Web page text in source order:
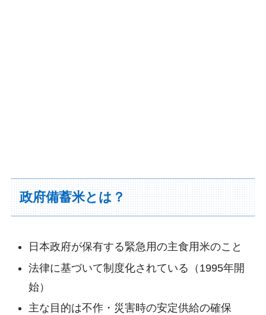
政府備蓄米とは？
日本政府が保有する緊急用の主食用米のこと
法律に基づいて制度化されている（1995年開
始）
主な目的は不作・災害時の安定供給の確保